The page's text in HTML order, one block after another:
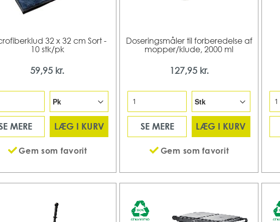
32 x 32 cm Sort -
10 stk/pk
59,95 kr.
MERE LÆG I KURV
Gem som favorit
Doseringsmåler til forberedelse af
mopper/klude, 2000 ml
127,95 kr.
SE MERE LÆG I KURV
Gem som favorit